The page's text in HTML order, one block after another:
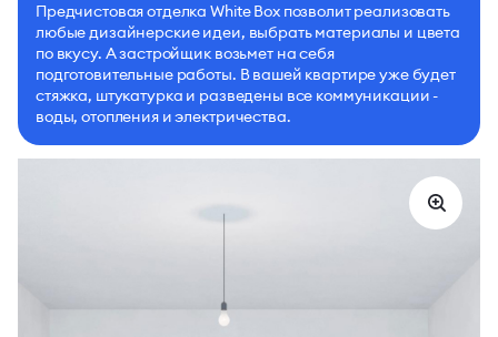
Предчистовая отделка White Box позволит реализовать
любые дизайнерские идеи, выбрать материалы и цвета
по вкусу. А застройщик возьмет на себя
подготовительные работы. В вашей квартире уже будет
стяжка, штукатурка и разведены все коммуникации -
воды, отопления и электричества.